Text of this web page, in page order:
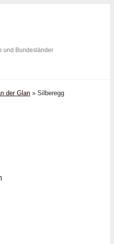
und Bundesländer
der Glan » Silberegg